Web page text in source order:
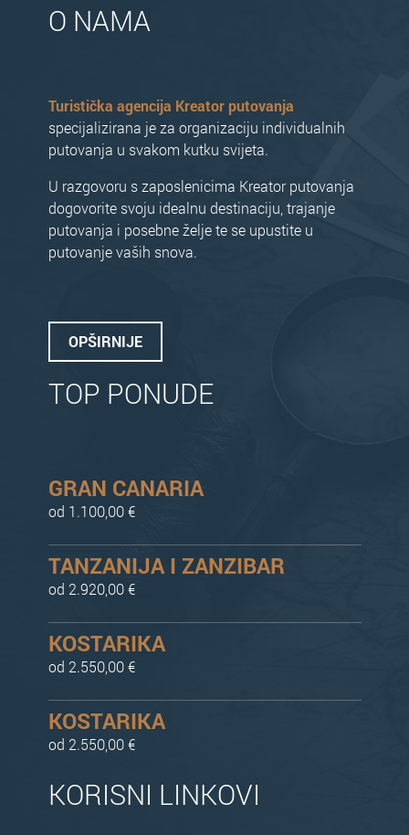
O NAMA
Turistička agencija Kreator putovanja
specijalizirana je za organizaciju individualnih
putovanja u svakom kutku svijeta.
U razgovoru s zaposlenicima Kreator putovanja
dogovorite svoju idealnu destinaciju, trajanje
putovanja i posebne želje te se upustite u
putovanje vaših snova.
OPŠIRNIJE
TOP PONUDE
GRAN CANARIA
od 1.100,00 €
TANZANIJA I ZANZIBAR
od 2.920,00 €
KOSTARIKA
od 2.550,00 €
KOSTARIKA
od 2.550,00 €
KORISNI LINKOVI